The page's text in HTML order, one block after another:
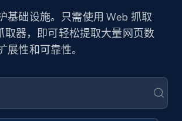
基础设施。只需使用 Web 抓取
取器，即可轻松提取大量网页数
展性和可靠性。